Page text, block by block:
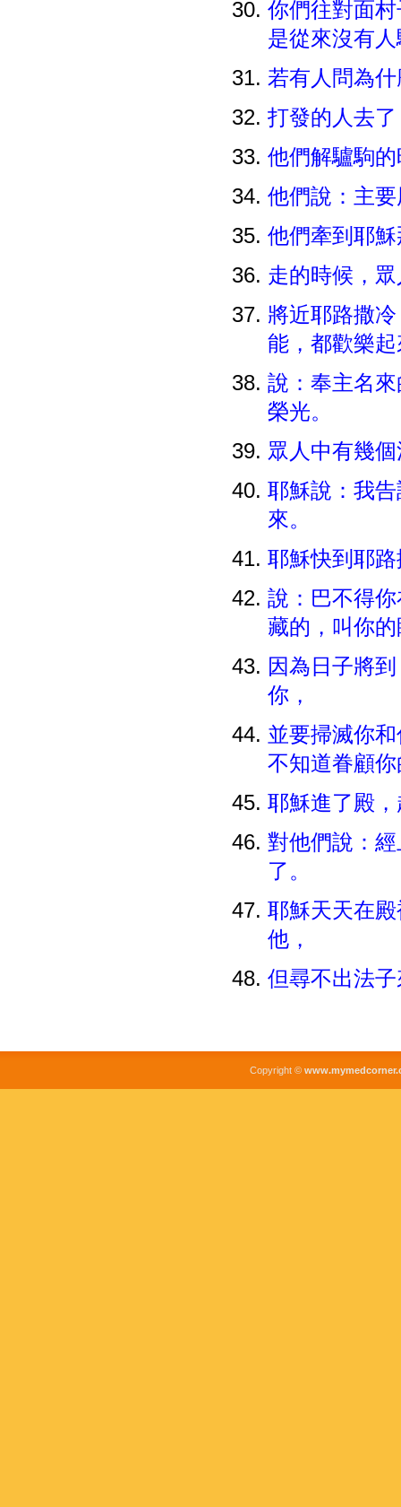
你們往對面
是從來沒有
若有人問為
打發的人去
他們解驢駒
他們說：主
他們牽到耶
走的時候，
將近耶路撒
能，都歡樂
說：奉主名
榮光。
眾人中有幾
耶穌說：我
來。
耶穌快到耶
說：巴不得
藏的，叫你
因為日子將
你，
並要掃滅你
不知道眷顧
耶穌進了殿
對他們說：
了。
耶穌天天在
他，
但尋不出法
Copyright ©